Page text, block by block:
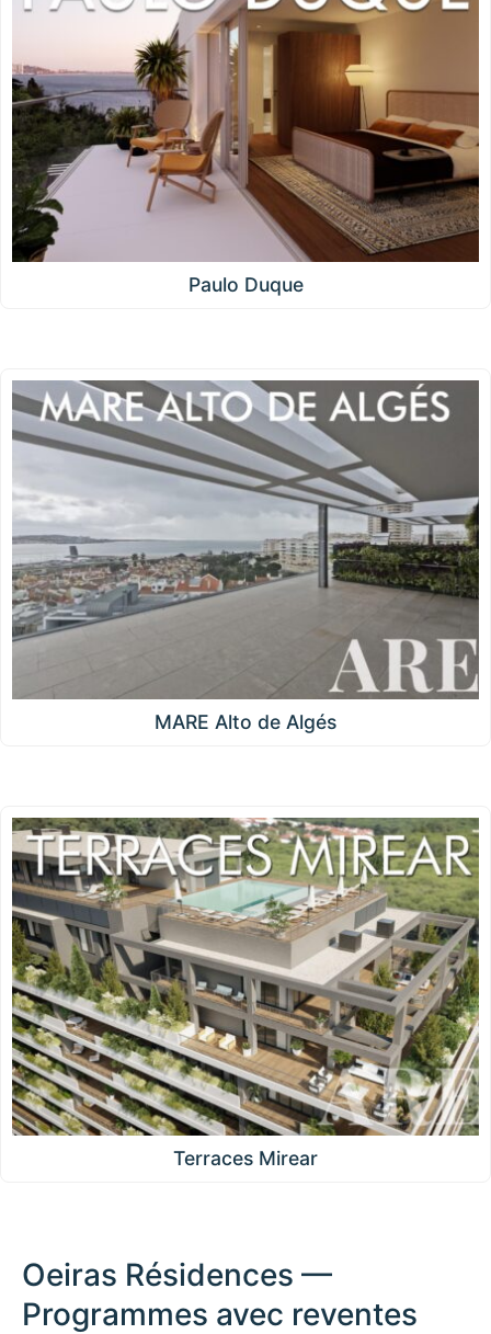
Paulo Duque
MARE Alto de Algés
Terraces Mirear
Oeiras Résidences —
Programmes avec reventes